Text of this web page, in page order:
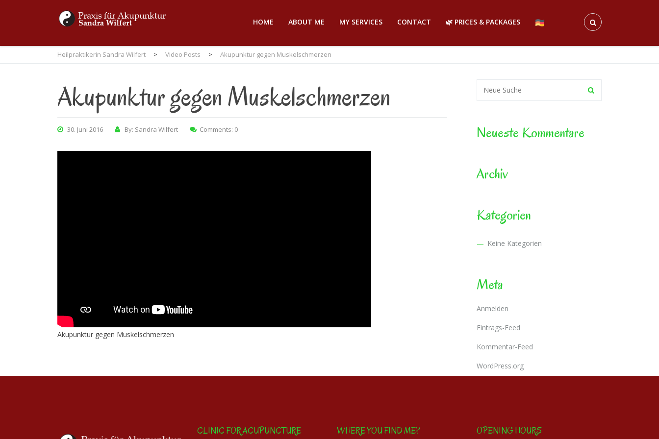
HOME ABOUT ME MY SERVICES CONTACT 🌿 PRICES & PACKAGES
Heilpraktikerin Sandra Wilfert > Video Posts > Akupunktur gegen Muskelschmerzen
Akupunktur gegen Muskelschmerzen
30. Juni 2016 By: Sandra Wilfert Comments: 0
Akupunktur gegen Muskelschmerzen
Neueste Kommentare
Archiv
Kategorien
Keine Kategorien
Meta
Anmelden
Eintrags-Feed
Kommentar-Feed
WordPress.org
CLINIC FOR ACUPUNCTURE WHERE YOU FIND ME? OPENING HOURS